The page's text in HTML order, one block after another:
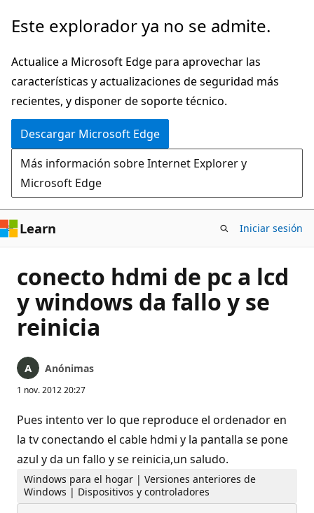
Ir
contenido
principal
Este explorador ya no se admite.
Actualice a Microsoft Edge para aprovechar las
características y actualizaciones de seguridad más
recientes, y disponer de soporte técnico.
Descargar Microsoft Edge
Más información sobre Internet Explorer y
Microsoft Edge
Learn Iniciar sesión
conecto hdmi de pc a lcd
y windows da fallo y se
reinicia
Anónimas
1 nov. 2012 20:27
Pues intento ver lo que reproduce el ordenador en
la tv conectando el cable hdmi y la pantalla se pone
azul y da un fallo y se reinicia,un saludo.
Windows para el hogar | Versiones anteriores de
Windows | Dispositivos y controladores